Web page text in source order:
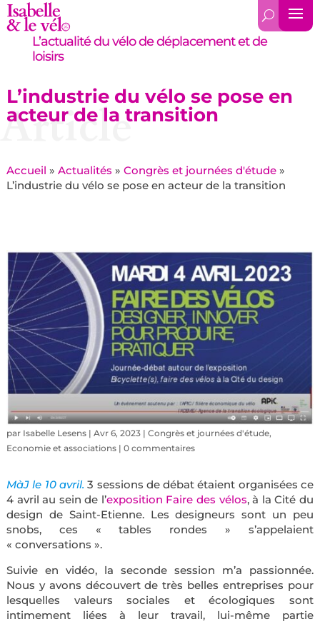
L’actualité du vélo de déplacement et de
loisirs
L’industrie du vélo se pose en
acteur de la transition
Article
Accueil » Actualités » Congrès et journées d'étude»
L’industrie du vélo se pose en acteur de la transition
par Isabelle Lesens| Avr 6, 2023| Congrès et journées d'étude,
Economie et associations| 0 commentaires
MàJ le 10 avril. 3 sessions de débat étaient organisées ce
4 avril au sein de l’exposition Faire des vélos, à la Cité du
design de Saint-Etienne. Les designeurs sont un peu
snobs, ces « tables rondes » s’appelaient
« conversations ».
Suivie en vidéo, la seconde session m’a passionnée.
Nous y avons découvert de très belles entreprises pour
lesquelles valeurs sociales et écologiques sont
intimement liées à leur travail, lui-même partie